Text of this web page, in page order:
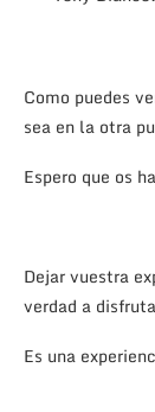
Como puedes
sea en la otra
Espero que os
Dejar vuestra
verdad a
Es una